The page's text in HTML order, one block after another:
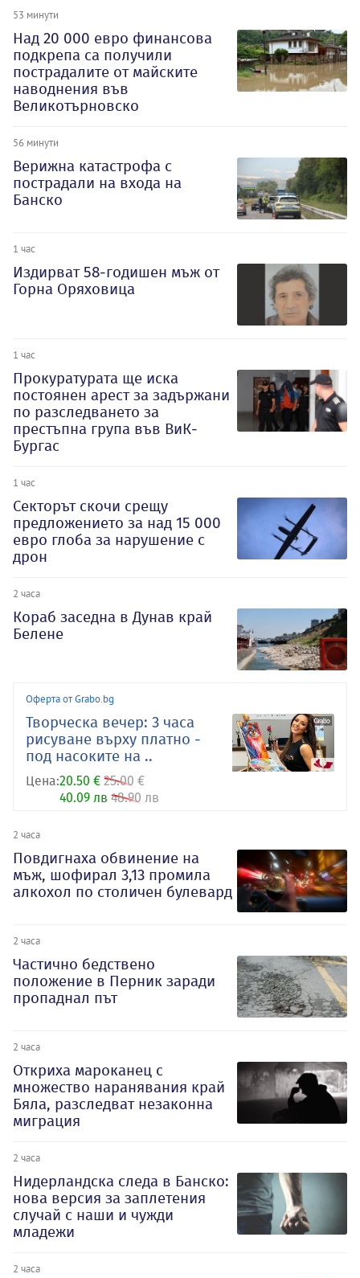
53 минути
Над 20 000 евро финансова
подкрепа са получили
пострадалите от майските
наводнения във
Великотърновско
56 минути
Верижна катастрофа с
пострадали на входа на
Банско
1 час
Издирват 58-годишен мъж от
Горна Оряховица
1 час
Прокуратурата ще иска
постоянен арест за задържани
по разследването за
престъпна група във ВиК-
Бургас
1 час
Секторът скочи срещу
предложението за над 15 000
евро глоба за нарушение с
дрон
2 часа
Кораб заседна в Дунав край
Белене
Оферта от Grabo.bg
Творческа вечер: 3 часа
рисуване върху платно -
под насоките на ..
Цена:20.50 € 25.00 €
40.09 лв 48.90 лв
2 часа
Повдигнаха обвинение на
мъж, шофирал 3,13 промила
алкохол по столичен булевард
2 часа
Частично бедствено
положение в Перник заради
пропаднал път
2 часа
Откриха мароканец с
множество наранявания край
Бяла, разследват незаконна
миграция
2 часа
Нидерландска следа в Банско:
нова версия за заплетения
случай с наши и чужди
младежи
2 часа